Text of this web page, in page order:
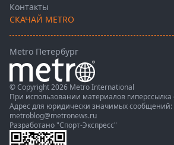
Контакты
СКАЧАЙ METRO
Metro Петербург
© Copyright 2026 Metro International
При использовании материалов гиперссылка
Адрес для юридически значимых сообщений:
metroblog@metronews.ru
Разработано "Спорт-Экспресс"